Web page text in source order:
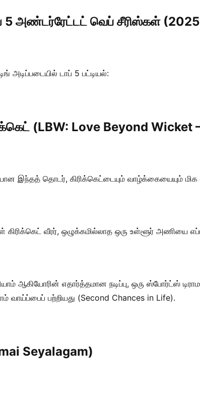
5 அண்டர்ரேட்டட் வெப் சீரிஸ்கள்
அடிப்படையில் டாப் 5 பட்டியல்:
(LBW: Love Beyond Wicket
இந்தத் தொடர், கிரிக்கெட்டையும் வாழ்க்கையையும்
வீரர், ஒழுக்கமில்லாத ஒரு உள்ளூர் அணியை
ஆகியோரின் எதார்த்தமான நடிப்பு, ஒரு ஸ்போர்ட்ஸ்
வாய்ப்பைப் பற்றியது (Second Chances in Life).
Seyalagam)